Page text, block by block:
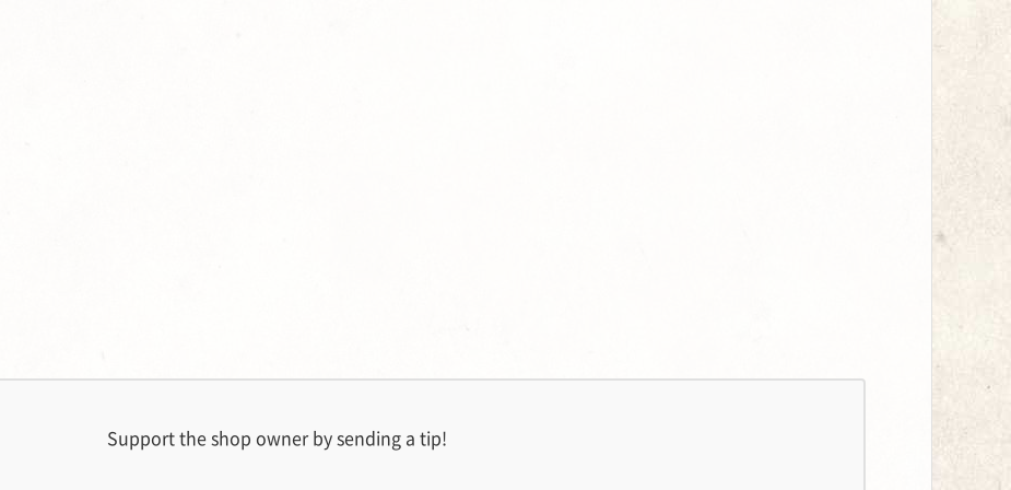
Support the shop owner by sending a tip!